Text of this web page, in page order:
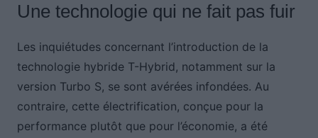
Une technologie qui ne fait pas fuir
Les inquiétudes concernant l’introduction de la
technologie hybride T-Hybrid, notamment sur la
version Turbo S, se sont avérées infondées. Au
contraire, cette électrification, conçue pour la
performance plutôt que pour l’économie, a été